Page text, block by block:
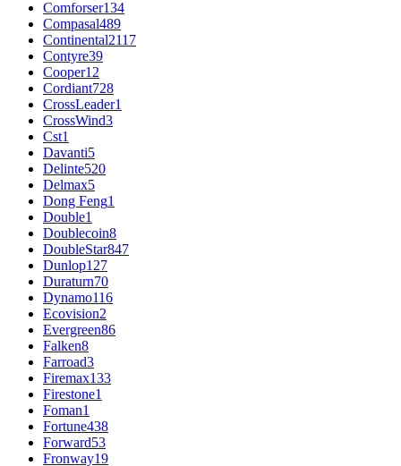
Comforser134
Compasal489
Continental2117
Contyre39
Cooper12
Cordiant728
CrossLeader1
CrossWind3
Cst1
Davanti5
Delinte520
Delmax5
Dong Feng1
Double1
Doublecoin8
DoubleStar847
Dunlop127
Duraturn70
Dynamo116
Ecovision2
Evergreen86
Falken8
Farroad3
Firemax133
Firestone1
Foman1
Fortune438
Forward53
Fronway19